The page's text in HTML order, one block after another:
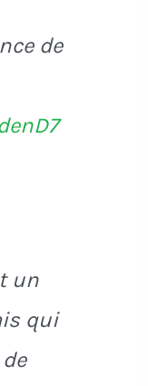
de
un
qui